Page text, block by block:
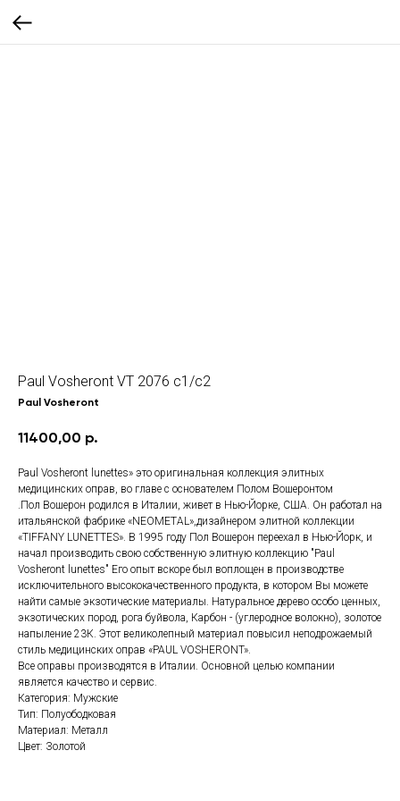
Paul Vosheront VT 2076 c1/c2
Paul Vosheront
11400,00 р.
Paul Vosheront lunettes» это оригинальная коллекция элитных
медицинских оправ, во главе с основателем Полом Вошеронтом
.Пол Вошерон родился в Италии, живет в Нью-Йорке, США. Он работал на
итальянской фабрике «NEOMETAL»,дизайнером элитной коллекции
«TIFFANY LUNETTES». В 1995 году Пол Вошерон переехал в Нью-Йорк, и
начал производить свою собственную элитную коллекцию "Paul
Vosheront lunettes" Его опыт вскоре был воплощен в производстве
исключительного высококачественного продукта, в котором Вы можете
найти самые экзотические материалы. Натуральное дерево особо ценных,
экзотических пород, рога буйвола, Карбон - (углеродное волокно), золотое
напыление 23К. Этот великолепный материал повысил неподрожаемый
стиль медицинских оправ «PAUL VOSHERONT».
Все оправы производятся в Италии. Основной целью компании
является качество и сервис.
Категория: Мужские
Тип: Полуободковая
Материал: Металл
Цвет: Золотой